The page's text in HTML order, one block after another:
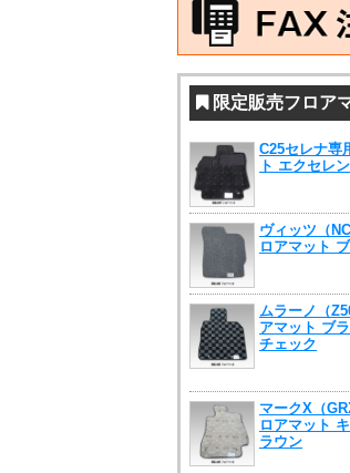
限定販売フロア
C25セレナ専
ト エクセレ
ヴィッツ（
ロアマット
ムラーノ（
アマット ブ
チェック
マークX（
ロアマット
ラウン